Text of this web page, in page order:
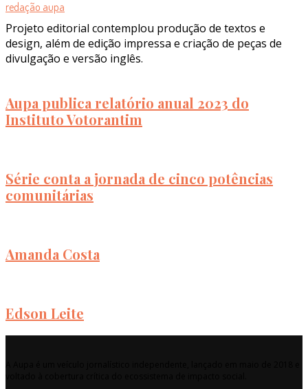
redação aupa
Projeto editorial contemplou produção de textos e
design, além de edição impressa e criação de peças de
divulgação e versão inglês.
Aupa publica relatório anual 2023 do
Instituto Votorantim
Série conta a jornada de cinco potências
comunitárias
Amanda Costa
Edson Leite